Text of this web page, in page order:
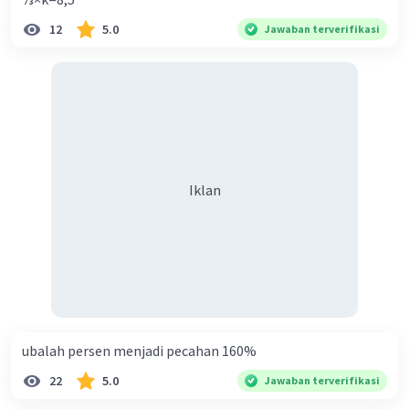
Jawaban terverifikasi
= 27 x 4/9
=
p = 5⁄4 x 12
12 5.0 Jawaban terverifikasi
Iklan
ubalah persen menjadi pecahan 160%
22 5.0 Jawaban terverifikasi